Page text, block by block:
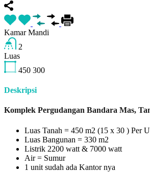
Kamar Mandi
2
Luas
450 300
Deskripsi
Komplek Pergudangan Bandara Mas,
Luas Tanah = 450 m2 (15 x 30 ) Per
Luas Bangunan = 330 m2
Listrik 2200 watt & 7000 watt
Air = Sumur
1 unit sudah ada Kantor nya